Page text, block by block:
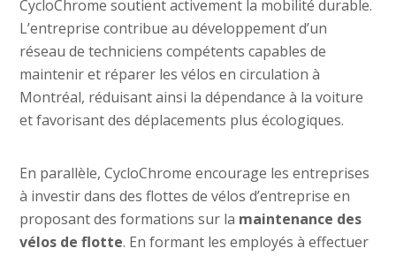
CycloChrome soutient activement la mobilité durable.
L’entreprise contribue au développement d’un
réseau de techniciens compétents capables de
maintenir et réparer les vélos en circulation à
Montréal, réduisant ainsi la dépendance à la voiture
et favorisant des déplacements plus écologiques.
En parallèle, CycloChrome encourage les entreprises
à investir dans des flottes de vélos d’entreprise en
proposant des formations sur la maintenance des
vélos de flotte. En formant les employés à effectuer